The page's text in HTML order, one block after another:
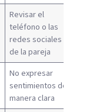
Revisar el
teléfono o las
redes sociales
de la pareja
No expresar
sentimientos de
manera clara